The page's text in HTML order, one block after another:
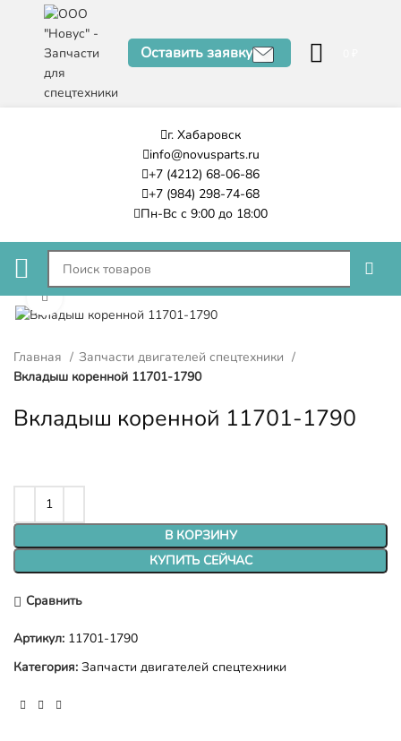
Оставить заявку
г. Хабаровск
info@novusparts.ru
+7 (4212) 68-06-86
+7 (984) 298-74-68
Пн-Вс с 9:00 до 18:00
Нажмите, чтобы увеличить
Главная
Запчасти двигателей спецтехники
Вкладыш коренной 11701-1790
Вкладыш коренной 11701-1790
В КОРЗИНУ
КУПИТЬ СЕЙЧАС
Сравнить
Артикул: 11701-1790
Категория: Запчасти двигателей спецтехники